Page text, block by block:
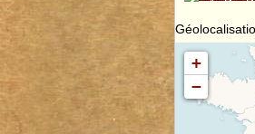
+
−